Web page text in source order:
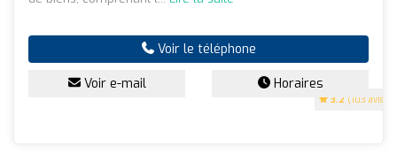
3.2 (103 avis)
Voir le téléphone
Voir e-mail Horaires